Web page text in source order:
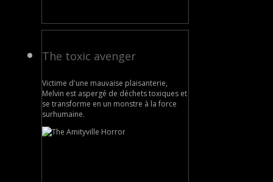
The toxic avenger
Victime d'une mauvaise plaisanterie,
Melvin est aspergé de déchets toxiques et
se transforme en un monstre à la force
surhumaine.